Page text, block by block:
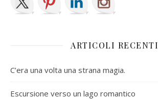
ARTICOLI RECENTI
C’era una volta una strana magia.
Escursione verso un lago romantico